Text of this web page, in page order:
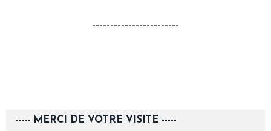
------------------------
----- MERCI DE VOTRE VISITE -----